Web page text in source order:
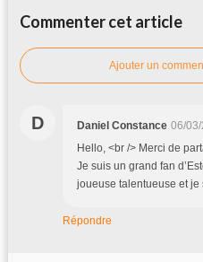
Commenter cet article
Ajouter un
D Daniel Constance 06/
Hello, <br /> Merci de
Je suis un grand fan
joueuse talentueuse et
Répondre